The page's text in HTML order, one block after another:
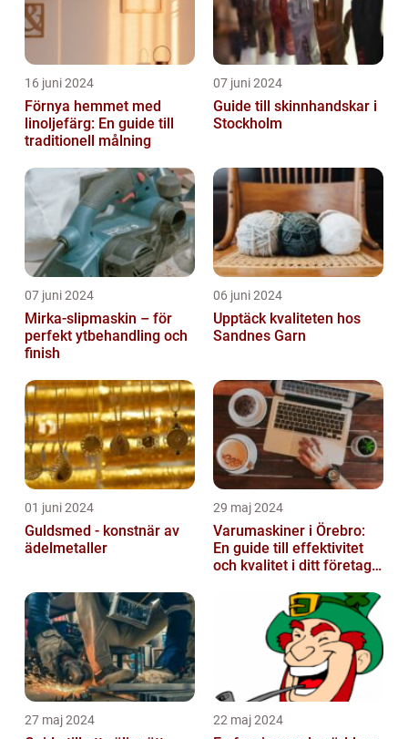
16 juni 2024
Förnya hemmet med
linoljefärg: En guide till
traditionell målning
07 juni 2024
Guide till skinnhandskar i
Stockholm
07 juni 2024
Mirka-slipmaskin – för
perfekt ytbehandling och
finish
06 juni 2024
Upptäck kvaliteten hos
Sandnes Garn
01 juni 2024
Guldsmed - konstnär av
ädelmetaller
29 maj 2024
Varumaskiner i Örebro:
En guide till effektivitet
och kvalitet i ditt företags
27 maj 2024 22 maj 2024